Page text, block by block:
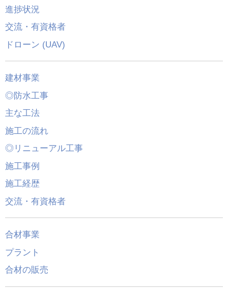
進捗状況
交流・有資格者
ドローン (UAV)
建材事業
◎防水工事
主な工法
施工の流れ
◎リニューアル工事
施工事例
施工経歴
交流・有資格者
合材事業
プラント
合材の販売